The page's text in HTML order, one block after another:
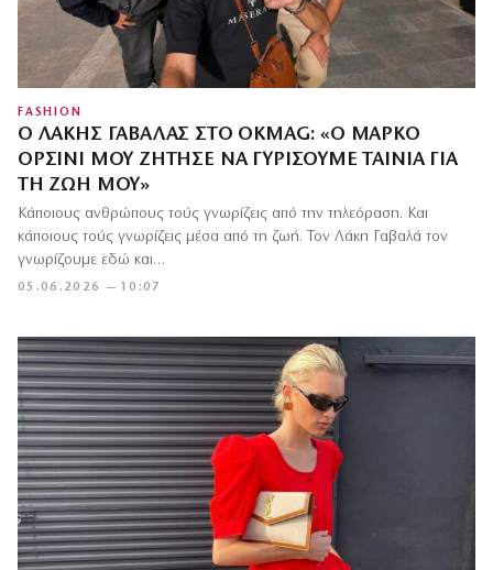
FASHION
Ο ΛΆΚΗΣ ΓΑΒΑΛΆΣ ΣΤΟ OKMAG: «Ο ΜΆΡΚΟ
ΟΡΣΊΝΙ ΜΟΥ ΖΉΤΗΣΕ ΝΑ ΓΥΡΊΣΟΥΜΕ ΤΑΙΝΊΑ ΓΙΑ
ΤΗ ΖΩΉ ΜΟΥ»
05.06.2026 — 10:07
Κάποιους ανθρώπους τούς γνωρίζεις από την τηλεόραση. Και
κάποιους τούς γνωρίζεις μέσα από τη ζωή. Τον Λάκη Γαβαλά τον
γνωρίζουμε εδώ και…